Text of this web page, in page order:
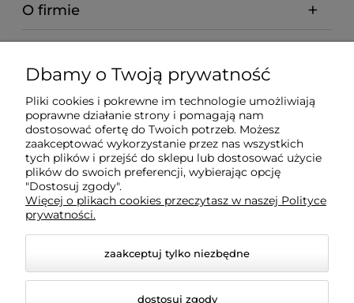
O firmie
Dostawa
Moje konto
Gwarancja i zwroty
Dbamy o Twoją prywatność
Pliki cookies i pokrewne im technologie umożliwiają
poprawne działanie strony i pomagają nam
dostosować ofertę do Twoich potrzeb. Możesz
zaakceptować wykorzystanie przez nas wszystkich
tych plików i przejść do sklepu lub dostosować użycie
plików do swoich preferencji, wybierając opcję
"Dostosuj zgody".
Więcej o plikach cookies przeczytasz w naszej Polityce
prywatności.
zaakceptuj tylko niezbędne
dostosuj zgody